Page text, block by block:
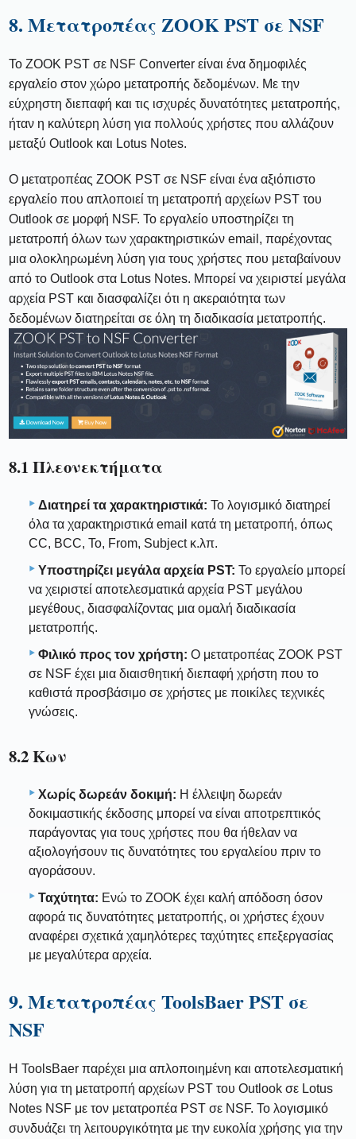
8. Μετατροπέας ZOOK PST σε NSF
Το ZOOK PST σε NSF Converter είναι ένα δημοφιλές
εργαλείο στον χώρο μετατροπής δεδομένων. Με την
εύχρηστη διεπαφή και τις ισχυρές δυνατότητες μετατροπής,
ήταν η καλύτερη λύση για πολλούς χρήστες που αλλάζουν
μεταξύ Outlook και Lotus Notes.
Ο μετατροπέας ZOOK PST σε NSF είναι ένα αξιόπιστο
εργαλείο που απλοποιεί τη μετατροπή αρχείων PST του
Outlook σε μορφή NSF. Το εργαλείο υποστηρίζει τη
μετατροπή όλων των χαρακτηριστικών email, παρέχοντας
μια ολοκληρωμένη λύση για τους χρήστες που μεταβαίνουν
από το Outlook στα Lotus Notes. Μπορεί να χειριστεί μεγάλα
αρχεία PST και διασφαλίζει ότι η ακεραιότητα των
δεδομένων διατηρείται σε όλη τη διαδικασία μετατροπής.
8.1 Πλεονεκτήματα
Διατηρεί τα χαρακτηριστικά: Το λογισμικό διατηρεί
όλα τα χαρακτηριστικά email κατά τη μετατροπή, όπως
CC, BCC, To, From, Subject κ.λπ.
Υποστηρίζει μεγάλα αρχεία PST: Το εργαλείο μπορεί
να χειριστεί αποτελεσματικά αρχεία PST μεγάλου
μεγέθους, διασφαλίζοντας μια ομαλή διαδικασία
μετατροπής.
Φιλικό προς τον χρήστη: Ο μετατροπέας ZOOK PST
σε NSF έχει μια διαισθητική διεπαφή χρήστη που το
καθιστά προσβάσιμο σε χρήστες με ποικίλες τεχνικές
γνώσεις.
8.2 Κων
Χωρίς δωρεάν δοκιμή: Η έλλειψη δωρεάν
δοκιμαστικής έκδοσης μπορεί να είναι αποτρεπτικός
παράγοντας για τους χρήστες που θα ήθελαν να
αξιολογήσουν τις δυνατότητες του εργαλείου πριν το
αγοράσουν.
Ταχύτητα: Ενώ το ZOOK έχει καλή απόδοση όσον
αφορά τις δυνατότητες μετατροπής, οι χρήστες έχουν
αναφέρει σχετικά χαμηλότερες ταχύτητες επεξεργασίας
με μεγαλύτερα αρχεία.
9. Μετατροπέας ToolsBaer PST σε
NSF
Η ToolsBaer παρέχει μια απλοποιημένη και αποτελεσματική
λύση για τη μετατροπή αρχείων PST του Outlook σε Lotus
Notes NSF με τον μετατροπέα PST σε NSF. Το λογισμικό
συνδυάζει τη λειτουργικότητα με την ευκολία χρήσης για την